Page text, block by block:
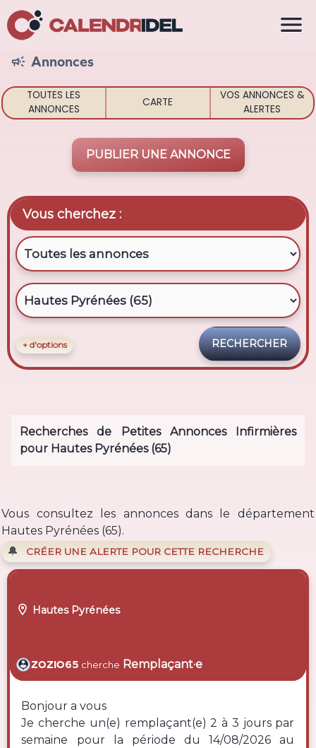
 Annonces
TOUTES LES
ANNONCES
CARTE
VOS ANNONCES &
ALERTES
PUBLIER UNE ANNONCE
Vous cherchez :
+ d'options
Recherches de Petites Annonces Infirmières
pour Hautes Pyrénées (65)
Vous consultez les annonces dans le département
Hautes Pyrénées (65).
🔔 CRÉER UNE ALERTE POUR CETTE RECHERCHE
 Hautes Pyrénées
ZOZIO65 cherche Remplaçant·e
Bonjour a vous
Je cherche un(e) remplaçant(e) 2 à 3 jours par
semaine pour la période du 14/08/2026 au
